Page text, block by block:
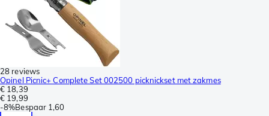
28 reviews
Opinel Picnic+ Complete Set 002500 picknickset met zakmes
€ 18,39
€ 19,99
-8%Bespaar 1,60